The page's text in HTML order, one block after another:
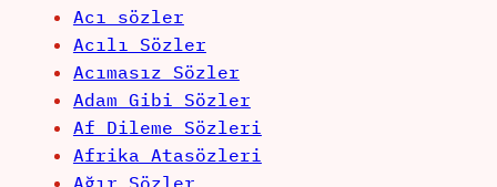
Acı sözler
Acılı Sözler
Acımasız Sözler
Adam Gibi Sözler
Af Dileme Sözleri
Afrika Atasözleri